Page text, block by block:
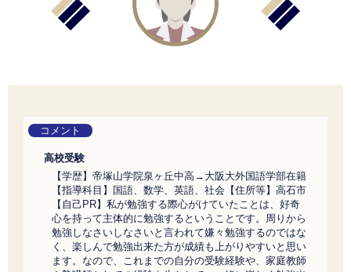
コメント
高校受験
【学歴】帝塚山学院泉ヶ丘中高→大阪大外国語学部在籍
【指導科目】国語、数学、英語、社会【住所等】高石市
【自己PR】私が勉強する際心がけていたことは、好奇
心を持って主体的に勉強するということです。周りから
勉強しなさいしなさいと言われて嫌々勉強するのではな
く、楽しんで勉強出来た方が成績も上がりやすいと思い
ます。なので、これまでの自分の受験経験や、家庭教師